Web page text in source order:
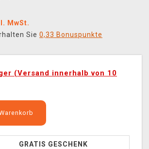
MwSt.
Sie 0,33 Bonuspunkte
(Versand innerhalb von 10
GRATIS GESCHENK